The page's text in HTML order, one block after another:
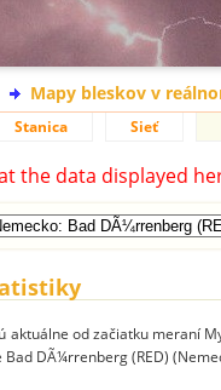
Mapy bleskov v
Stanica Sieť
the data displayed
aktuálne od začiatku meraní
DÃ¼rrenberg (RED)